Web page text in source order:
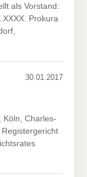
als Vorstand:
Prokura
30.01.2017
Köln, Charles-